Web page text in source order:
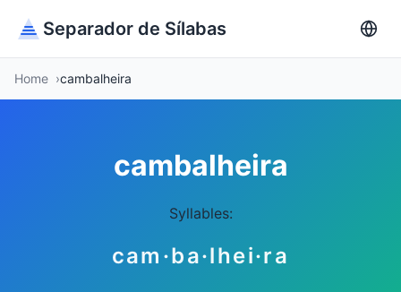
Separador de Sílabas
Home cambalheira
cambalheira
Syllables:
cam·ba·lhei·ra